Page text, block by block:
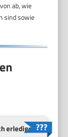
ab, wie
sind sowie
erledigen?